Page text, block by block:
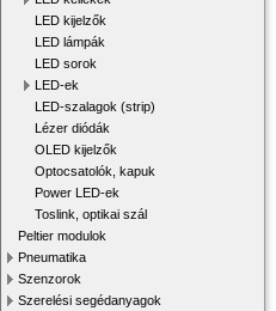
LED kijelzők
LED lámpák
LED sorok
LED-ek
LED-szalagok (strip)
Lézer diódák
OLED kijelzők
Optocsatolók, kapuk
Power LED-ek
Toslink, optikai szál
Peltier modulok
Pneumatika
Szenzorok
Szerelési segédanyagok